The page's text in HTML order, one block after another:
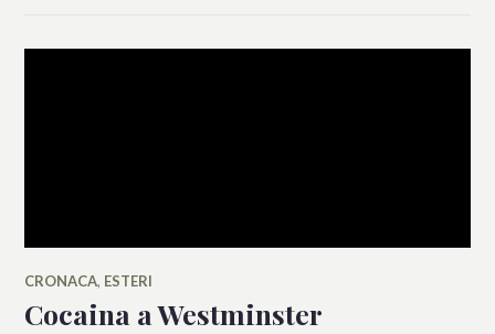
CRONACA, ESTERI
Cocaina a Westminster